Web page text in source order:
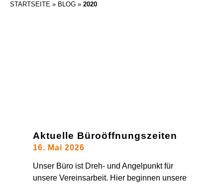
STARTSEITE » BLOG » 2020
Aktuelle Büroöffnungszeiten
16. Mai 2026
Unser Büro ist Dreh- und Angelpunkt für
unsere Vereinsarbeit. Hier beginnen unsere